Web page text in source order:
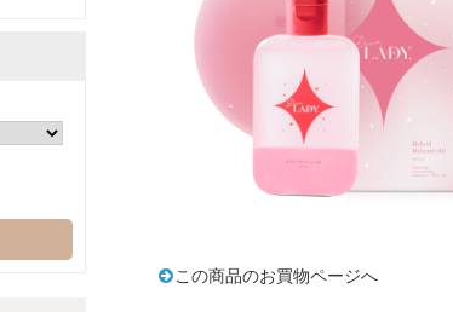
この商品のお買物ページへ